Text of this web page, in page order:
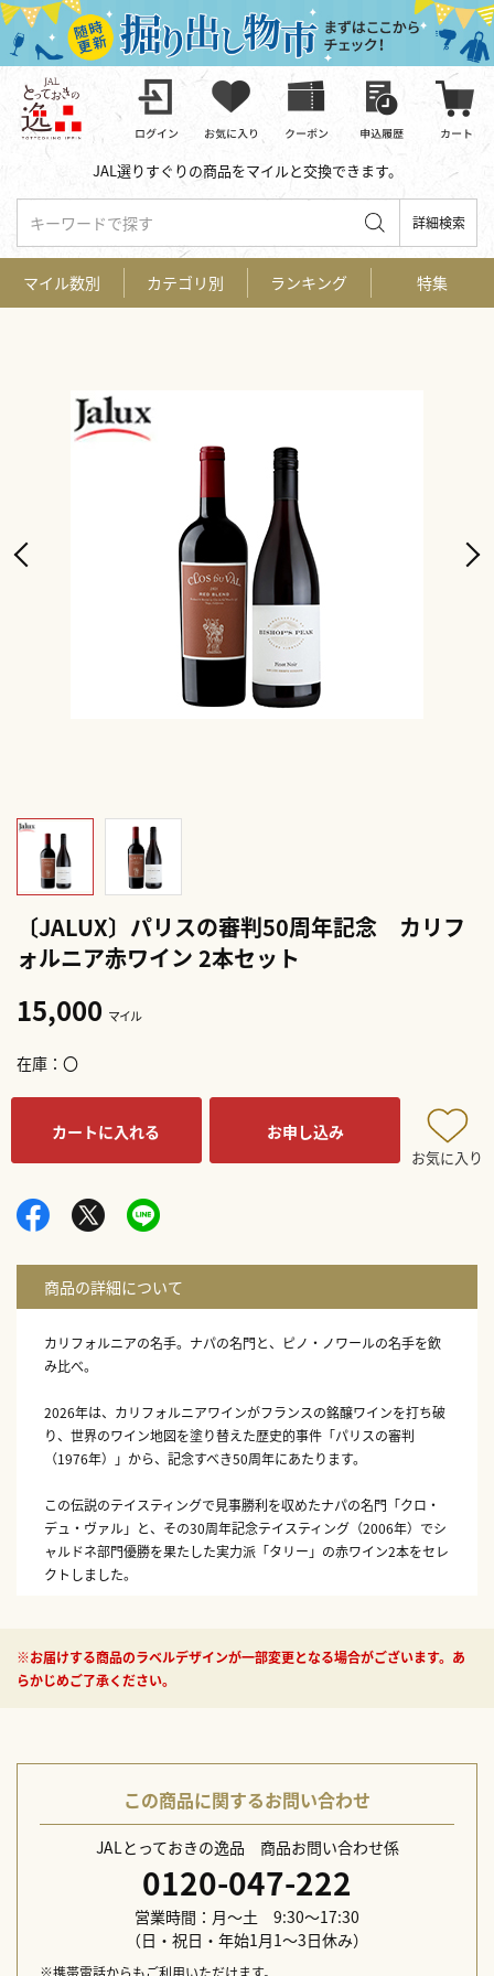
JAL選りすぐりの商品をマイルと交換できます。
キーワードで探す 詳細検索
〔JALUX〕パリスの審判50周年記念 カリフ
ォルニア赤ワイン 2本セット
15,000 マイル
在庫 〇
カートに入れる お申し込み
お気に入り
カリフォルニアの名手。ナパの名門と、ピノ・ノワールの名手を飲
み比べ。
2026年は、カリフォルニアワインがフランスの銘醸ワインを打ち破
り、世界のワイン地図を塗り替えた歴史的事件「パリスの審判
（1976年）」から、記念すべき50周年にあたります。
この伝説のテイスティングで見事勝利を収めたナパの名門「クロ・
デュ・ヴァル」と、その30周年記念テイスティング（2006年）でシ
ャルドネ部門優勝を果たした実力派「タリー」の赤ワイン2本をセレ
クトしました。
ショップス・ピーク ピノ・ノワール」は、カリフォルニア・ピノの
名手が手掛ける、チャーミングな香りと柔らかな口当たりが特徴で
カリフォルニアワインの歴史と実力を象徴する2本を、ご自宅でお楽
クロ デュ ヴァル レッド ブレンド （アメリカ） 750ml × 1本
ースト （アメリカ） 750ml × 1本
※お届けする商品のラベルデザインが一部変更となる場合がございます。あ
らかじめご了承ください。
この商品に関するお問い合わせ
JALとっておきの逸品 商品お問い合わせ係
0120-047-222
営業時間：月～土 9:30～17:30
（日・祝日・年始1月1～3日休み）
※携帯電話からもご利用いただけます。
マイル数別 カテゴリ別 ランキング 特集